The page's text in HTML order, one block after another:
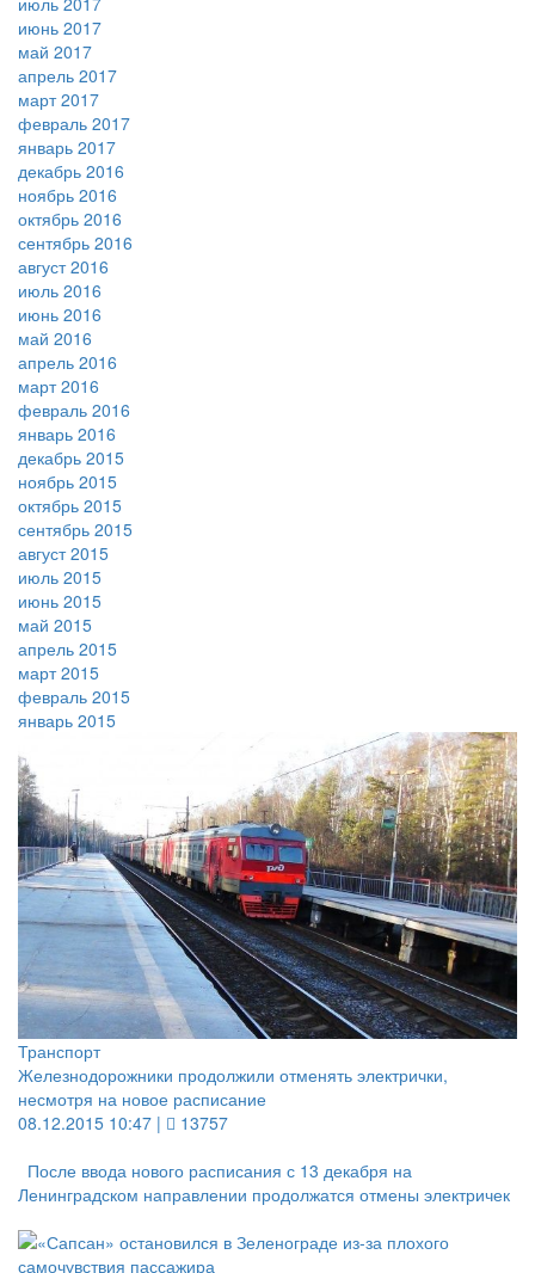
июнь 2017
май 2017
апрель 2017
март 2017
февраль 2017
январь 2017
декабрь 2016
ноябрь 2016
октябрь 2016
сентябрь 2016
август 2016
июль 2016
июнь 2016
май 2016
апрель 2016
март 2016
февраль 2016
январь 2016
декабрь 2015
ноябрь 2015
октябрь 2015
сентябрь 2015
август 2015
июль 2015
июнь 2015
май 2015
апрель 2015
март 2015
февраль 2015
январь 2015
Транспорт
Железнодорожники продолжили отменять электрички,
несмотря на новое расписание
08.12.2015 10:47 |
13757
После ввода нового расписания с 13 декабря на
Ленинградском направлении продолжатся отмены электричек